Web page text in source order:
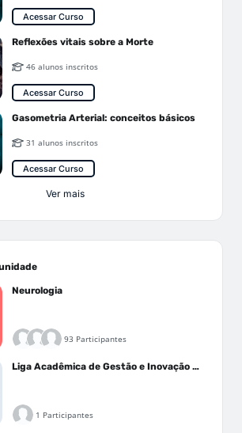
Acessar Curso
Reflexões vitais sobre a Morte
46 alunos inscritos
Acessar Curso
Gasometria Arterial: conceitos básicos
31 alunos inscritos
Acessar Curso
Ver mais
Neurologia
93 Participantes
Liga Acadêmica de Gestão e Inovação Médica - LAGIM
1 Participantes